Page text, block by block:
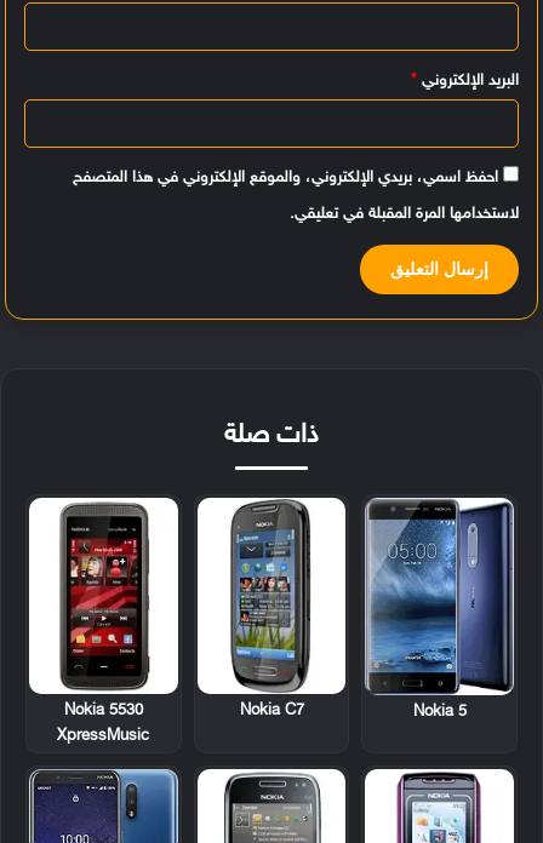
البريد الإلكتروني *
احفظ اسمي، بريدي الإلكتروني، والموقع الإلكتروني في هذا المتصفح
لاستخدامها المرة المقبلة في تعليقي.
ذات صلة
Nokia 5
Nokia C7
Nokia 5530
XpressMusic